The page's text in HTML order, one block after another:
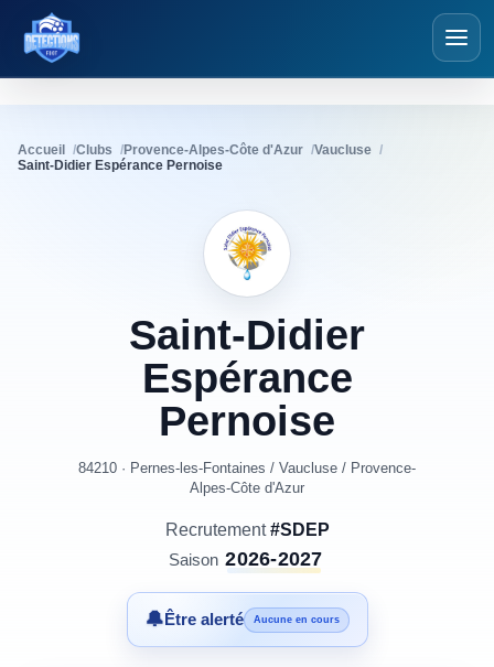
Détections Foot
Accueil Clubs Provence-Alpes-Côte d'Azur
Vaucluse
Saint-Didier Espérance Pernoise
Saint-Didier
Espérance
Pernoise
84210 · Pernes-les-Fontaines / Vaucluse / Provence-
Alpes-Côte d'Azur
Recrutement#SDEP
Saison 2026-2027
🔔Être alerté Aucune en cours